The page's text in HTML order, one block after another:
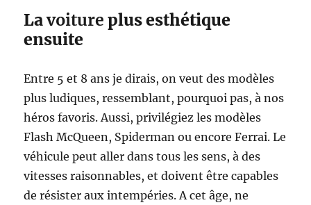
Lavoiture plus esthétique
ensuite
Entre 5 et 8 ans je dirais, on veut des modèles
plus ludiques, ressemblant, pourquoi pas, à nos
héros favoris. Aussi, privilégiez les modèles
Flash McQueen, Spiderman ou encore Ferrai. Le
véhicule peut aller dans tous les sens, à des
vitesses raisonnables, et doivent être capables
de résister aux intempéries. A cet âge, ne